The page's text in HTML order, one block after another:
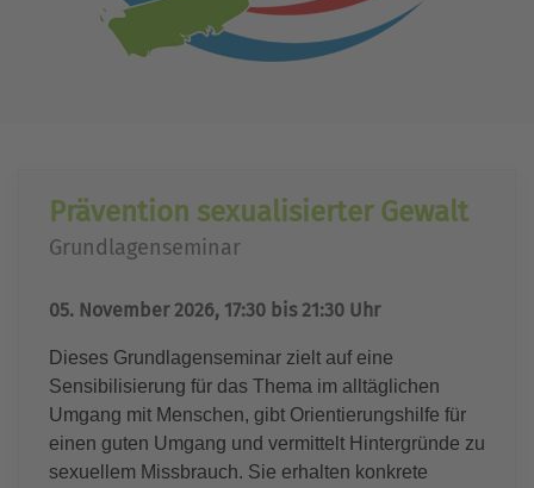
Prävention sexualisierter Gewalt
Grundlagenseminar
05. November 2026, 17:30 bis 21:30 Uhr
Dieses Grundlagenseminar zielt auf eine
Sensibilisierung für das Thema im alltäglichen
Umgang mit Menschen, gibt Orientierungshilfe für
einen guten Umgang und vermittelt Hintergründe zu
sexuellem Missbrauch. Sie erhalten konkrete